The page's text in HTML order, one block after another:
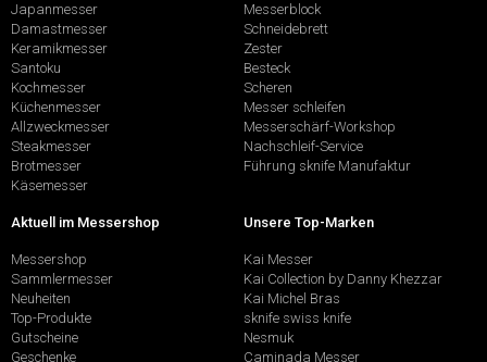
Japanmesser
Damastmesser
Keramikmesser
Santoku
Kochmesser
Küchenmesser
Allzweckmesser
Steakmesser
Brotmesser
Käsemesser
Messerblock
Schneidebrett
Zester
Besteck
Scheren
Messer schleifen
Messerschärf-Workshop
Nachschleif-Service
Führung sknife Manufaktur
Aktuell im Messershop
Messershop
Sammlermesser
Neuheiten
Top-Produkte
Gutscheine
Geschenke
Unsere Top-Marken
Kai Messer
Kai Collection by Danny Khezzar
Kai Michel Bras
sknife swiss knife
Nesmuk
Caminada Messer